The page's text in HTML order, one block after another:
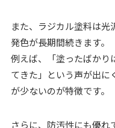
また、ラジカル塗料は
発色が長期間続きます。
例えば、「塗ったばかり
てきた」という声が出に
が少ないのが特徴です。
さらに、防汚性にも優れ